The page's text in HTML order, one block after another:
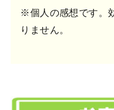
※個人の感想です。
りません。